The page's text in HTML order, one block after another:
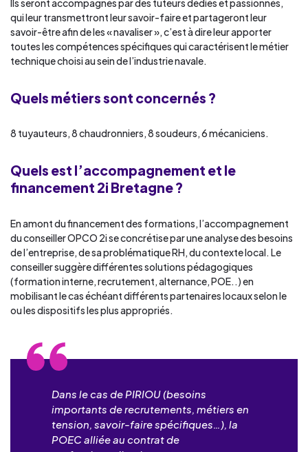
Ils seront accompagnés par des tuteurs dédiés et passionnés,
qui leur transmettront leur savoir-faire et partageront leur
savoir-être afin de les « navaliser », c’est à dire leur apporter
toutes les compétences spécifiques qui caractérisent le métier
technique choisi au sein de l’industrie navale.
Quels métiers sont concernés ?
8 tuyauteurs, 8 chaudronniers, 8 soudeurs, 6 mécaniciens.
Quels est l’accompagnement et le
financement 2i Bretagne ?
En amont du financement des formations, l’accompagnement
du conseiller OPCO 2i se concrétise par une analyse des besoins
de l’entreprise, de sa problématique RH, du contexte local. Le
conseiller suggère différentes solutions pédagogiques
(formation interne, recrutement, alternance, POE..) en
mobilisant le cas échéant différents partenaires locaux selon le
ou les dispositifs les plus appropriés.
Dans le cas de PIRIOU (besoins
importants de recrutements, métiers en
tension, savoir-faire spécifiques…), la
POEC alliée au contrat de